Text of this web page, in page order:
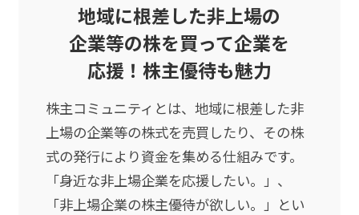
地域に根差した非上場の
企業等の株を買って企業を
応援！株主優待も魅力
株主コミュニティとは、地域に根差した非
上場の企業等の株式を売買したり、その株
式の発行により資金を集める仕組みです。
「身近な非上場企業を応援したい。」、
「非上場企業の株主優待が欲しい。」とい